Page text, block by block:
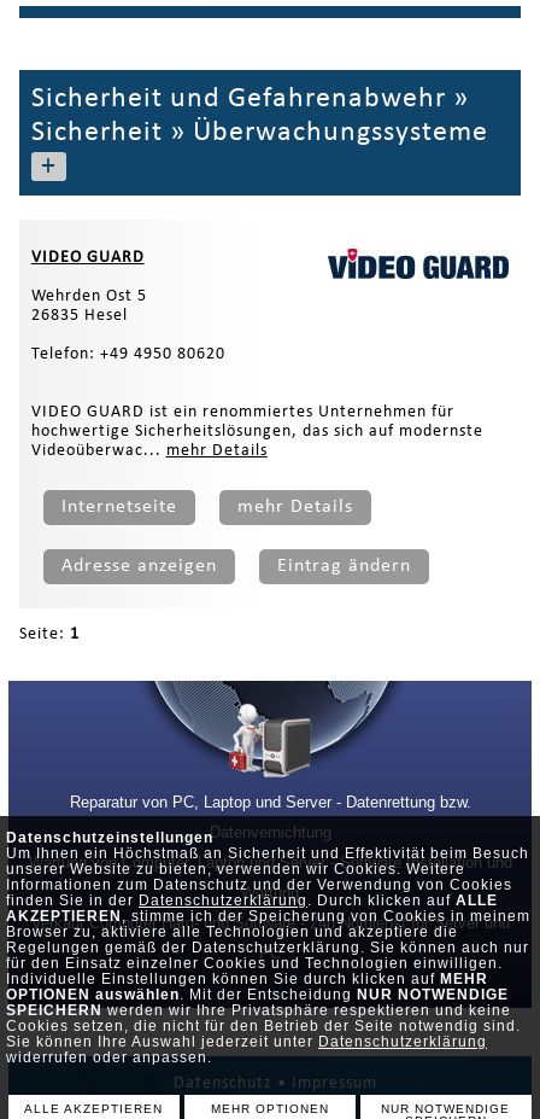
Datenschutzeinstellungen
Um Ihnen ein Höchstmaß an Sicherheit und Effektivität beim Besuch
unserer Website zu bieten, verwenden wir Cookies. Weitere
Informationen zum Datenschutz und der Verwendung von Cookies
finden Sie in der Datenschutzerklärung . Durch klicken auf ALLE
AKZEPTIEREN , stimme ich der Speicherung von Cookies in meinem
Browser zu, aktiviere alle Technologien und akzeptiere die
Regelungen gemäß der Datenschutzerklärung. Sie können auch nur
für den Einsatz einzelner Cookies und Technologien einwilligen.
Individuelle Einstellungen können Sie durch klicken auf MEHR
OPTIONEN auswählen. Mit der Entscheidung NUR NOTWENDIGE
SPEICHERNwerden wir Ihre Privatsphäre respektieren und keine
Cookies setzen, die nicht für den Betrieb der Seite notwendig sind.
Sie können Ihre Auswahl jederzeit unter Datenschutzerklärung
widerrufen oder anpassen.
ALLE AKZEPTIEREN MEHR OPTIONEN
NUR NOTWENDIGE
Sicherheit und Gefahrenabwehr »
Sicherheit » Überwachungssysteme
+
VIDEO GUARD
Wehrden Ost 5
26835 Hesel
Telefon: +49 4950 80620
VIDEO GUARD ist ein renommiertes Unternehmen für
hochwertige Sicherheitslösungen, das sich auf modernste
Videoüberwac... mehr Details
Internetseite mehr Details
Adresse anzeigen Eintrag ändern
Seite: 1
Reparatur von PC, Laptop und Server - Datenrettung bzw.
Datenvernichtung
Wartung von Computer, Laptop und Server - Software Installation und
Wartung
Verkauf Computer Hard- und Software - 24h Notdienst für Server und
PC
Datenschutz • Impressum